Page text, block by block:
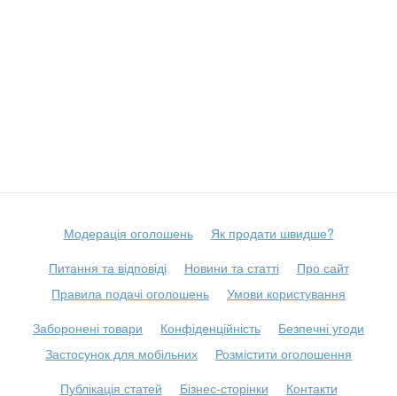
Модерація оголошень
Як продати швидше?
Питання та відповіді
Новини та статті
Про сайт
Правила подачі оголошень
Умови користування
Заборонені товари
Конфіденційність
Безпечні угоди
Застосунок для мобільних
Розмістити оголошення
Публікація статей
Бізнес-сторінки Контакти